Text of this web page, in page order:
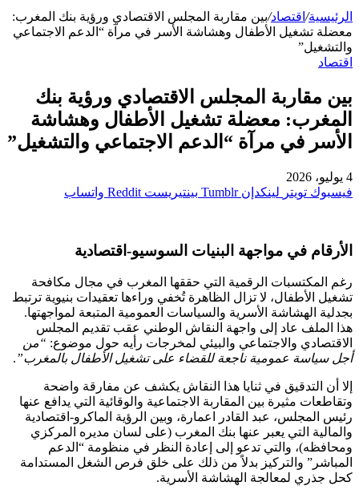
الرئيسية/ اقتصاد/بين مقاربة المجلس الاقتصادي ورؤية بنك المغرب:
معضلة تشغيل الأطفال وهشاشة الأسر في مرآة “الدعم الاجتماعي
والتشغيل”
اقتصاد
بين مقاربة المجلس الاقتصادي ورؤية بنك
المغرب: معضلة تشغيل الأطفال وهشاشة
الأسر في مرآة “الدعم الاجتماعي والتشغيل”
4 يوليو، 2026
فيسبوك تويتر لينكدإن بينتيريست واتساب
الأرقام في مواجهة البنيات السوسيو-اقتصادية
رغم المكتسبات الرقمية التي حققها المغرب في مجال مكافحة
تشغيل الأطفال، لا تزال الظاهرة تُخفي وراءها تعقيدات بنيوية ترتبط
بجدلية الهشاشة الأسرية والسياسات العمومية المتبعة لمواجهتها.
هذا الملف عاد إلى واجهة النقاش الوطني عقب تقديم المجلس
الاقتصادي والاجتماعي والبيئي لمخرجات رأيه حول موضوع: “من
أجل سياسة عمومية ناجعة للقضاء على تشغيل الأطفال بالمغرب”.
إلا أن التدقيق في ثنايا هذا النقاش يكشف عن مفارقة واضحة
وتقاطعات مثيرة بين المقاربة الاجتماعية والوقائية التي يدافع عنها
رئيس المجلس، عبد القادر اعمارة، وبين الرؤية الماكرو-اقتصادية
والمالية التي يعبر عنها بنك المغرب (على لسان مديره المركزي
ومحافظه)، والتي تدعو إلى إعادة النظر في منظومة “الدعم
المباشر” والتركيز بدلاً من ذلك على خلق فرص الشغل المستدامة
كحل جذري لمعالجة الهشاشة الأسرية.